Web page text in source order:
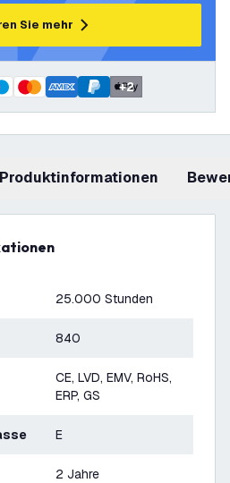
Sie mehr
+2
Produktinformationen
25.000 Stunden
840
CE, LVD, EMV, RoHS,
ERP, GS
E
2 Jahre